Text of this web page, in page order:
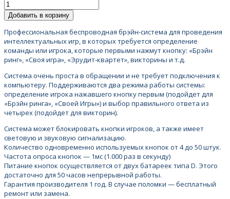
Добавить в корзину
Профессиональная беспроводная брэйн-система для проведения
интеллектуальных игр, в которых требуется определение
команды или игрока, которые первыми нажмут кнопку: «Брэйн
ринг», «Своя игра», «Эрудит-квартет», викторины и т.д.
Система очень проста в обращении и не требует подключения к
компьютеру. Поддерживаются два режима работы системы:
определение игрока нажавшего кнопку первым (подойдет для
«Брэйн ринга», «Своей Игры») и выбор правильного ответа из
четырех (подойдет для викторин).
Система может блокировать кнопки игроков, а также имеет
световую и звуковую сигнализацию.
Количество одновременно используемых кнопок от 4 до 50 штук.
Частота опроса кнопок — 1мс (1.000 раз в секунду)
Питание кнопок осуществляется от двух батареек типа D. Этого
достаточно для 50 часов непрерывной работы.
Гарантия производителя 1 год. В случае поломки — бесплатный
ремонт или замена.